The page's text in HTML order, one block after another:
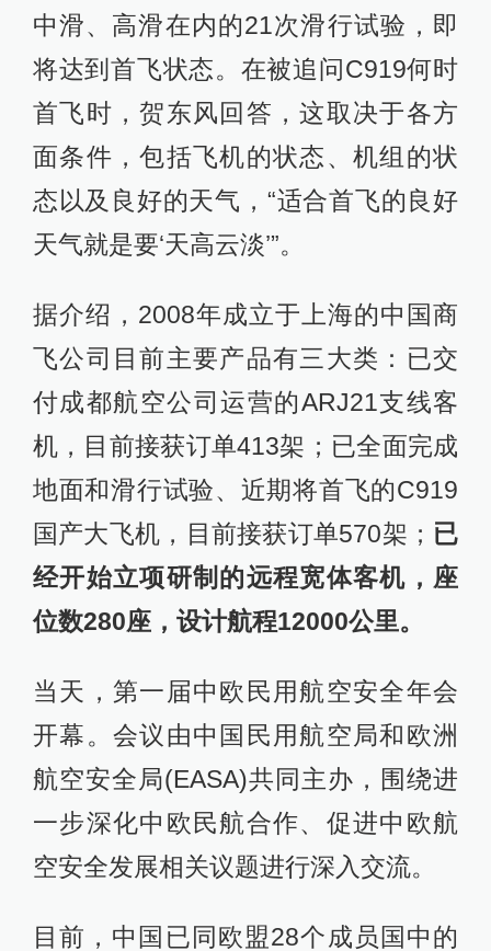
中滑、高滑在内的21次滑行试验，即
将达到首飞状态。在被追问C919何时
首飞时，贺东风回答，这取决于各方
面条件，包括飞机的状态、机组的状
态以及良好的天气，“适合首飞的良好
天气就是要‘天高云淡’”。
据介绍，2008年成立于上海的中国商
飞公司目前主要产品有三大类：已交
付成都航空公司运营的ARJ21支线客
机，目前接获订单413架；已全面完成
地面和滑行试验、近期将首飞的C919
国产大飞机，目前接获订单570架； 已
经开始立项研制的远程宽体客机，座
位数280座，设计航程12000公里。
当天，第一届中欧民用航空安全年会
开幕。会议由中国民用航空局和欧洲
航空安全局(EASA)共同主办，围绕进
一步深化中欧民航合作、促进中欧航
空安全发展相关议题进行深入交流。
目前，中国已同欧盟28个成员国中的